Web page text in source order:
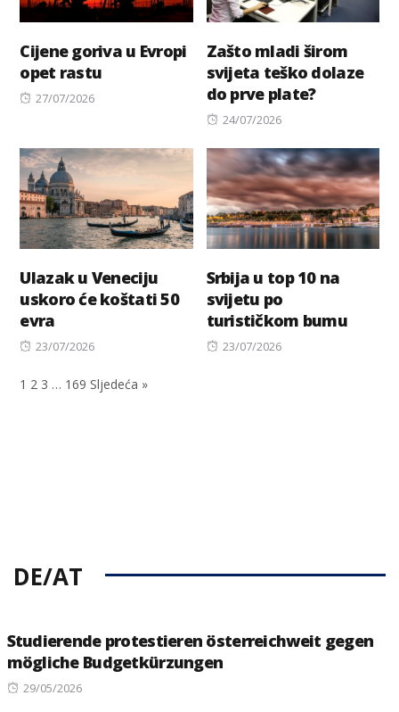
Cijene goriva u Evropi
opet rastu
Posted
27/07/2026
Zašto mladi širom
svijeta teško dolaze
do prve plate?
Posted
24/07/2026
Ulazak u Veneciju
uskoro će koštati 50
evra
Posted
23/07/2026
Srbija u top 10 na
svijetu po
turističkom bumu
Posted
23/07/2026
1 2 3 … 169 Sljedeća »
DE/AT
Studierende protestieren österreichweit gegen
mögliche Budgetkürzungen
Posted
29/05/2026